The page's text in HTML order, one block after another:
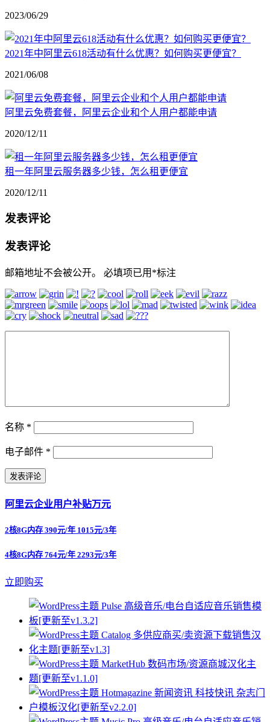
2023/06/29
2021年中阿里云618活动有什么优惠？如何购买更便宜？
2021/06/08
阿里云免费套餐，阿里云企业和个人用户都能申请
2020/12/11
租一年阿里云服务器多少钱，怎么租更便宜
2020/12/11
发表评论
发表评论
邮箱地址不会被公开。 必填项已用 *标注
名称 *
电子邮件 *
阿里云企业用户补贴万元
2核8G内存 390元/年 1015元/3年
4核8G内存 764元/年 2293元/3年
立即购买